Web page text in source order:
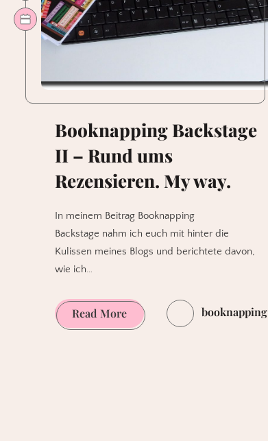
Booknapping Backstage
II – Rund ums
Rezensieren. My way.
In meinem Beitrag Booknapping
Backstage nahm ich euch mit hinter die
Kulissen meines Blogs und berichtete davon,
wie ich…
Read MoreBooknapping
Backstage
booknapping